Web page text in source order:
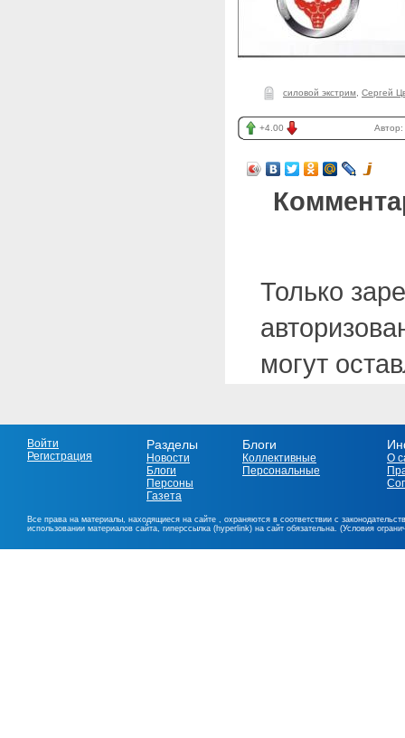
силовой экстрим Сергей
+4.00 Автор:
Только
могут
Войти
Регистрация
Разделы
Новости
Блоги
Персоны
Газета
Блоги
Коллективные
Персональные
О
Все права на материалы, находящиеся на сайте , охраняются в соответствии с
использовании материалов сайта, гиперссылка (hyperlink) на сайт обязательна. (Условия